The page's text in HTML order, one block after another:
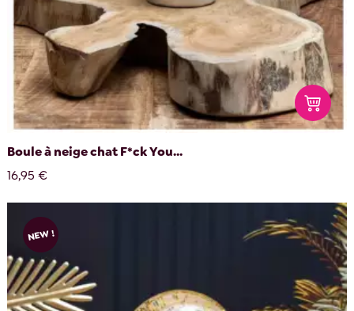
Boule à neige chat F*ck You...
16,95 €
NEW !